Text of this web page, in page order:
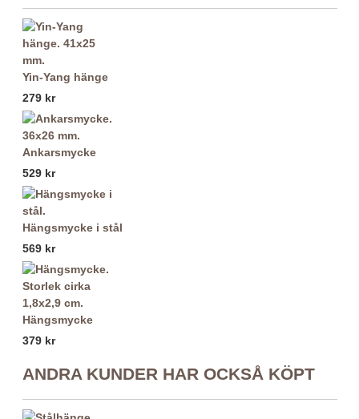
Yin-Yang hänge
279 kr
Ankarsmycke
529 kr
Hängsmycke i stål
569 kr
Hängsmycke
379 kr
ANDRA KUNDER HAR OCKSÅ KÖPT